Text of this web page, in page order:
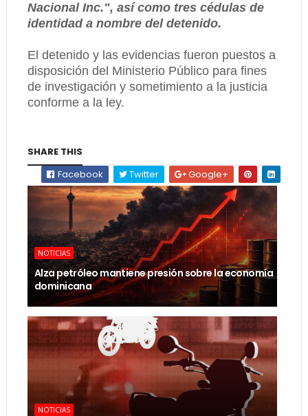
Nacional Inc.", así como tres cédulas de
identidad a nombre del detenido.
El detenido y las evidencias fueron puestos a
disposición del Ministerio Público para fines
de investigación y sometimiento a la justicia
conforme a la ley.
SHARE THIS
Facebook
Twitter Google+
NOTICIAS
Alza petróleo mantiene presión sobre la economía
dominicana
NOTICIAS